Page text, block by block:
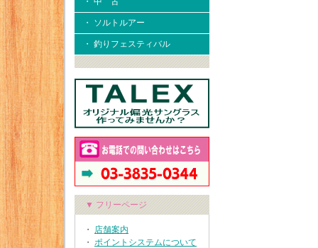
・ ソルトルアー
・ 釣りフェスティバル
▼ フリーページ
・ 店舗案内
・ ポイントシステムについて